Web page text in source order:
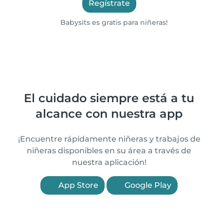
Regístrate
Babysits es gratis para niñeras!
El cuidado siempre está a tu
alcance con nuestra app
¡Encuentre rápidamente niñeras y trabajos de
niñeras disponibles en su área a través de
nuestra aplicación!
App Store Google Play